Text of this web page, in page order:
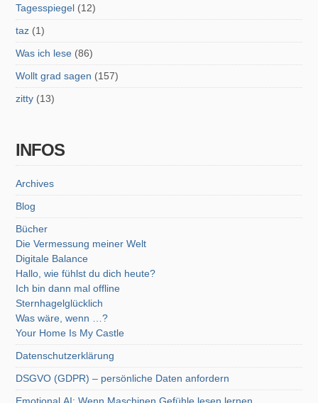
Tagesspiegel (12)
taz (1)
Was ich lese (86)
Wollt grad sagen (157)
zitty (13)
INFOS
Archives
Blog
Bücher
Die Vermessung meiner Welt
Digitale Balance
Hallo, wie fühlst du dich heute?
Ich bin dann mal offline
Sternhagelglücklich
Was wäre, wenn …?
Your Home Is My Castle
Datenschutzerklärung
DSGVO (GDPR) – persönliche Daten anfordern